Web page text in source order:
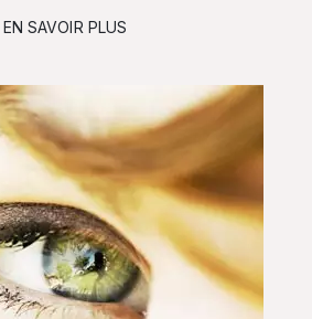
EN SAVOIR PLUS